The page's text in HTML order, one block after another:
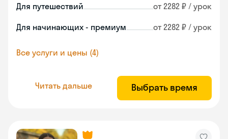
Для путешествий от 2282 ₽ / урок
Для начинающих - премиум от 2282 ₽ / урок
Все услуги и цены (4)
Читать дальше Выбрать время